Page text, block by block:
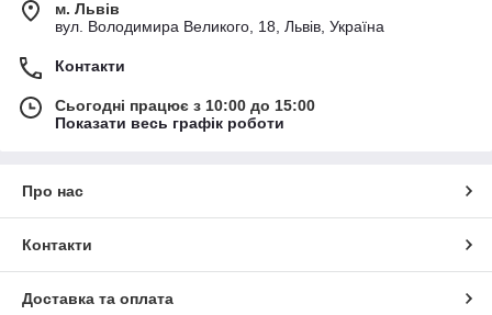
м. Львів
вул. Володимира Великого, 18, Львів, Україна
Контакти
Сьогодні працює з 10:00 до 15:00
Показати весь графік роботи
Про нас
Контакти
Доставка та оплата